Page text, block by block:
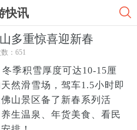
快讯
多重惊喜迎新春
数：651
季积雪厚度可达10-15厘
然滑雪场，驾车1.5小时即
山景区备了新春系列活
养生温泉、年货美食、看民